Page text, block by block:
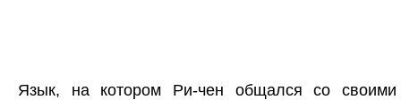
Язык, на котором Ри-чен общался со своими